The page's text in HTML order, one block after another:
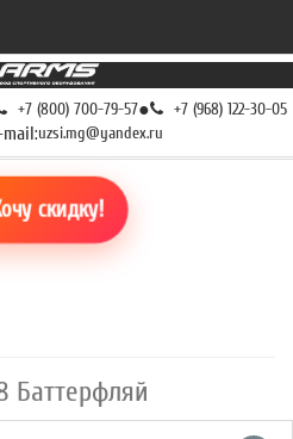
+7 (800) 700-79-57● +7 (968) 122-30-05
mail:uzsi.mg@yandex.ru
скидку!
Баттерфляй